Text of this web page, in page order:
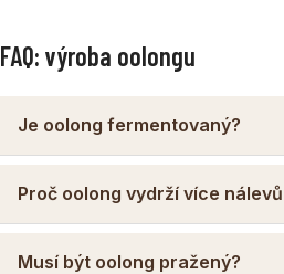
FAQ: výroba oolongu
Je oolong fermentovaný?
Proč oolong vydrží více
Musí být oolong pražený?